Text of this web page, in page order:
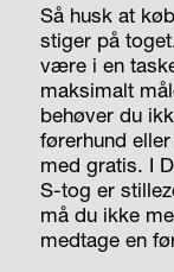
Så husk at
stiger på
være i en
maksimalt
behøver du
førerhund
med gratis. I
S-tog er
må du ikke
medtage en